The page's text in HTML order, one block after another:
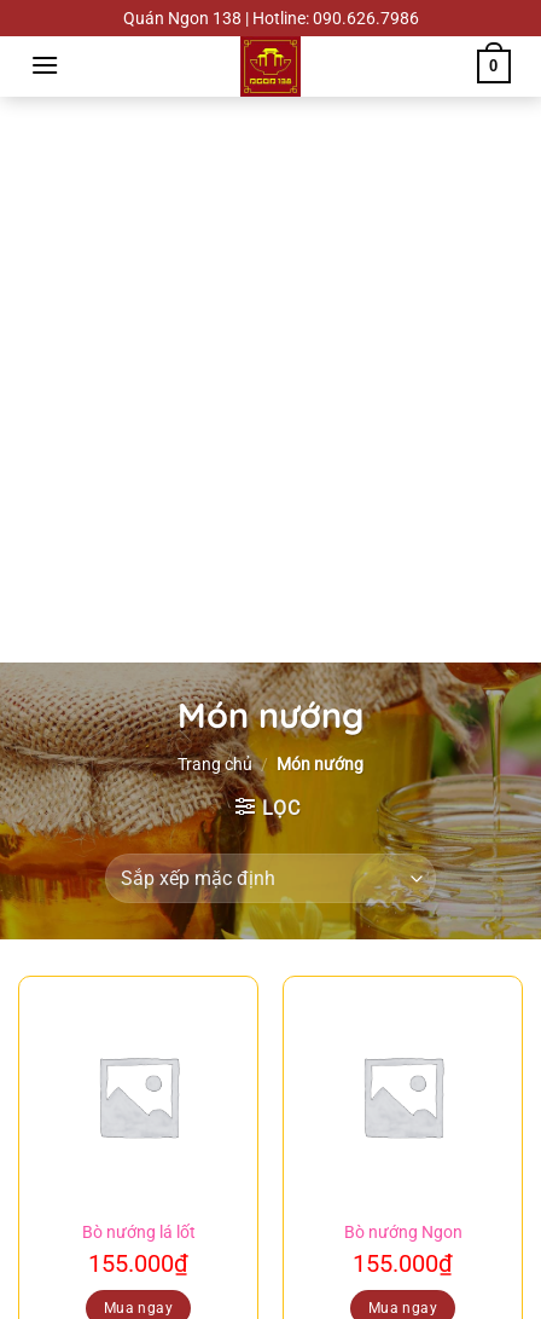
đến
dung
Quán Ngon 138 | Hotline: 090.626.7986
0
Món nướng
Trang chủ / Món nướng
LỌC
Bò nướng lá lốt
155.000₫
Mua ngay
Bò nướng Ngon
155.000₫
Mua ngay